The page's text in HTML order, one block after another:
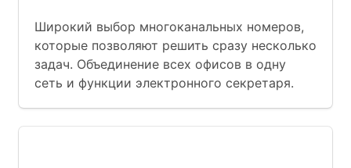
Широкий выбор многоканальных номеров,
которые позволяют решить сразу несколько
задач. Объединение всех офисов в одну
сеть и функции электронного секретаря.